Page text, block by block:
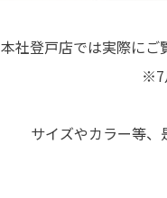
本社登戸店では実際にご
※7
サイズやカラー等、